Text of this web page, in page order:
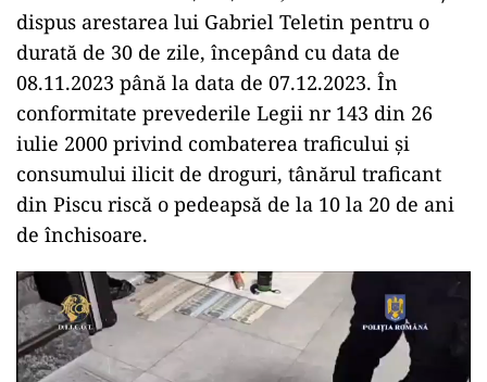
dispus arestarea lui Gabriel Teletin pentru o
durată de 30 de zile, începând cu data de
08.11.2023 până la data de 07.12.2023. În
conformitate prevederile Legii nr 143 din 26
iulie 2000 privind combaterea traficului şi
consumului ilicit de droguri, tânărul traficant
din Piscu riscă o pedeapsă de la 10 la 20 de ani
de închisoare.